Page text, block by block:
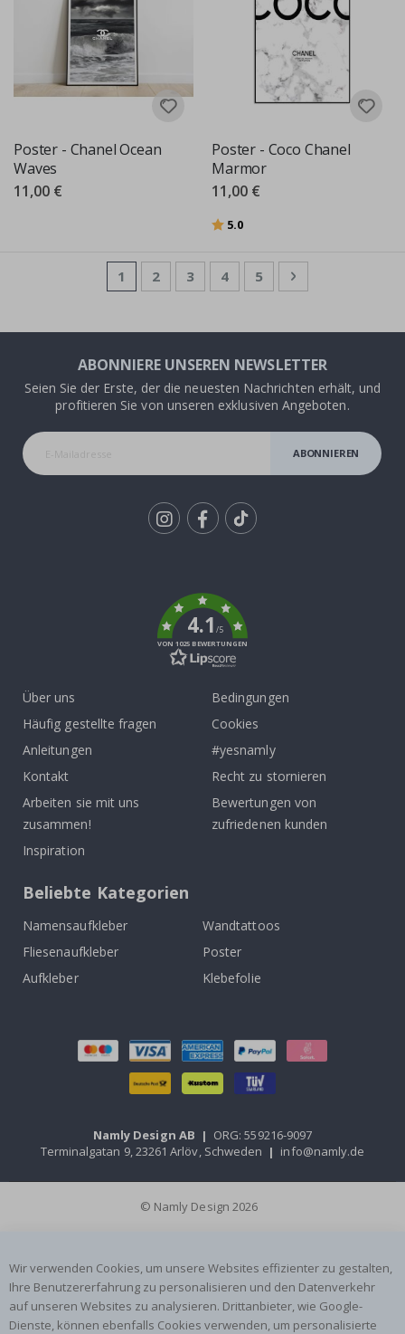
Poster - Chanel Ocean
Waves
11,00 €
Poster - Coco Chanel
Marmor
11,00 €
Bewertung:
5.0
Seite
Sie lesen gerade die Seite
1 Seite
2 Seite
3 Seite
4 Seite
5 Seite
Weiter
ABONNIERE UNSEREN NEWSLETTER
Seien Sie der Erste, der die neuesten Nachrichten erhält, und
profitieren Sie von unseren exklusiven Angeboten.
ABONNIEREN
4.1/5
VON 1025 BEWERTUNGEN
Über uns
Häufig gestellte fragen
Anleitungen
Kontakt
Arbeiten sie mit uns
zusammen!
Inspiration
Bedingungen
Cookies
#yesnamly
Recht zu stornieren
Bewertungen von
zufriedenen kunden
Beliebte Kategorien
Namensaufkleber
Wandtattoos
Fliesenaufkleber
Poster
Aufkleber
Klebefolie
Namly Design AB | ORG: 559216-9097
Terminalgatan 9, 23261 Arlöv, Schweden | info@namly.de
© Namly Design 2026
Wir verwenden Cookies, um unsere Websites effizienter zu gestalten,
Ihre Benutzererfahrung zu personalisieren und den Datenverkehr
auf unseren Websites zu analysieren. Drittanbieter, wie Google-
Dienste, können ebenfalls Cookies verwenden, um personalisierte